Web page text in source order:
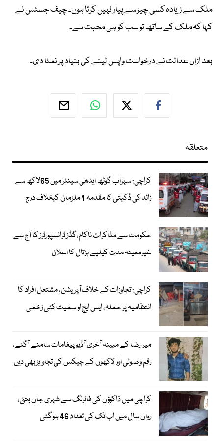
ملک سے زیادہ کسی چیز سے پیار نہیں کرتا ہوں۔ چیف جسٹس نے
کہا کہ ملک کے ساتھ تو سب کو ہی محبت ہے۔
بعد ازاں عدالت نے درخواست واپس لینے کی بنیاد پر نمٹا دی۔
متعلقہ
کراچی: سہراب گوٹھ ایدھی سینٹر میں 65لاکھ سے
زائد کی ڈکیتی کا مقدمہ 4 ملزمان کیخلاف درج
حکومت سے مذاکرات ناکام،گڈز ٹرانسپورٹرز کا آج سے
غیرمعینہ مدت کیلیے ہڑتال کا اعلان
کراچی: تجاوزات کے خلاف آپریشن، مشتعل افراد کا
انتظامیہ پر حملہ، ایس ایچ او سمیت کئی زخمی
میر رضا کے مبینہ آخری آڈیو پیغامات سامنے آگئے،
رقم وصولی اور لاکھوں کے چیکس کی تجاویز بھی دیں
کراچی میں ڈاکوؤں کی فائرنگ سے شہری جاں بحق،
رواں سال میں اب تک کی تعداد 46 ہوگئی